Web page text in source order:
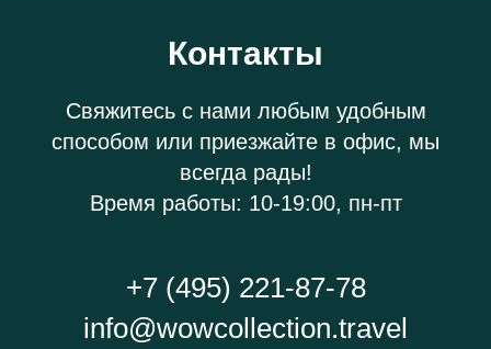
Контакты
Свяжитесь с нами любым удобным
способом или приезжайте в офис, мы
всегда рады!
Время работы: 10-19:00, пн-пт
+7 (495) 221-87-78
info@wowcollection.travel